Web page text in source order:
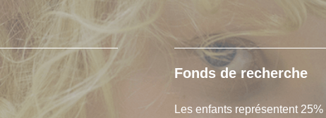
Fonds de recherche
Les enfants représentent